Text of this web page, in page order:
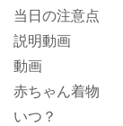
当日の注意点
説明動画
動画
赤ちゃん着物
いつ？